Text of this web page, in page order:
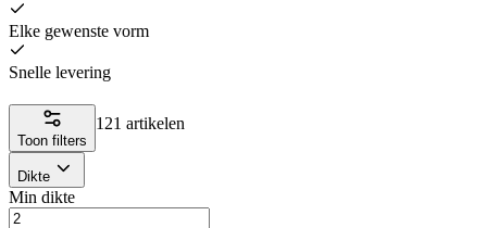
Elke gewenste vorm
Snelle levering
Toon filters
121 artikelen
Dikte
Min dikte